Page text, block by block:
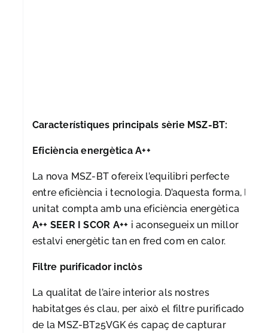
Característiques principals sèrie MSZ-BT:
Eficiència energètica A++
La nova MSZ-BT ofereix l’equilibri perfecte
entre eficiència i tecnologia. D’aquesta forma, la
unitat compta amb una eficiència energètica
A++ SEER I SCOR A++ i aconsegueix un millor
estalvi energètic tan en fred com en calor.
Filtre purificador inclòs
La qualitat de l’aire interior als nostres
habitatges és clau, per això el filtre purificador
de la MSZ-BT25VGK és capaç de capturar